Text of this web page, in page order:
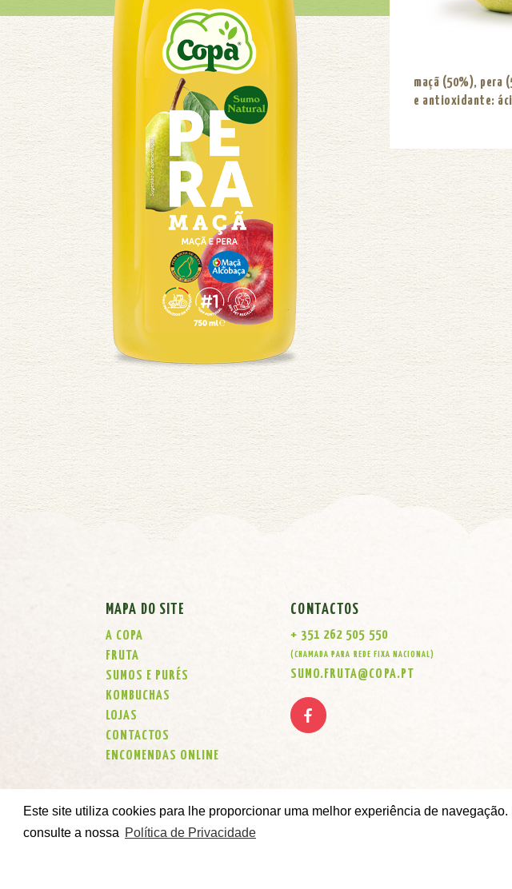
Este site utiliza cookies para lhe proporcionar uma melhor experiência de
consulte a nossa Política de Privacidade
maçã (50%), pera
e antioxidante:
MAPA DO SITE
A COPA
FRUTA
SUMOS E PURÉS
KOMBUCHAS
LOJAS
CONTACTOS
ENCOMENDAS ONLINE
CONTACTOS
+ 351 262 505 550
(CHAMADA PARA REDE FIXA NACIONAL)
SUMO.FRUTA@COPA.PT
Developed by Agência Criativa